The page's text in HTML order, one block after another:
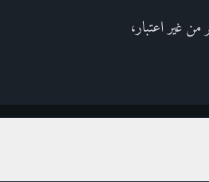
من غير اعتبار،